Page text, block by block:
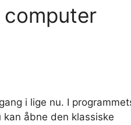
i lige nu. I
åbne den klassiske